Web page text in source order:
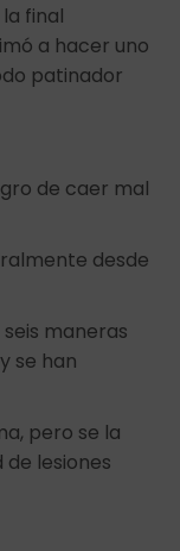
final
a hacer uno
patinador
de caer mal
desde
maneras
se han
pero se la
lesiones